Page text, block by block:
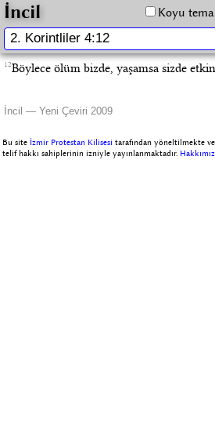
İncil Koyu tema
12Böylece ölüm bizde, yaşamsa sizde
İncil — Yeni Çeviri 2009
Bu site İzmir Protestan Kilisesi tarafından yöneltilmekte
telif hakkı sahiplerinin izniyle yayınlanmaktadır.